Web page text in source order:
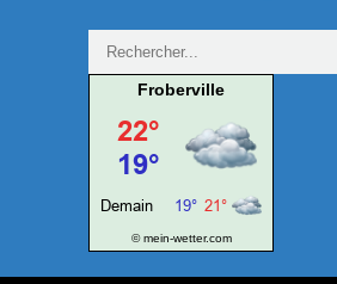
Froberville
© mein-wetter.com